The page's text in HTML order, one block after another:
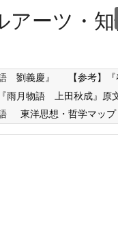
ーツ・知
劉義慶』
【参考】
『雨月物語 上田秋成』原
東洋思想・哲学マップ